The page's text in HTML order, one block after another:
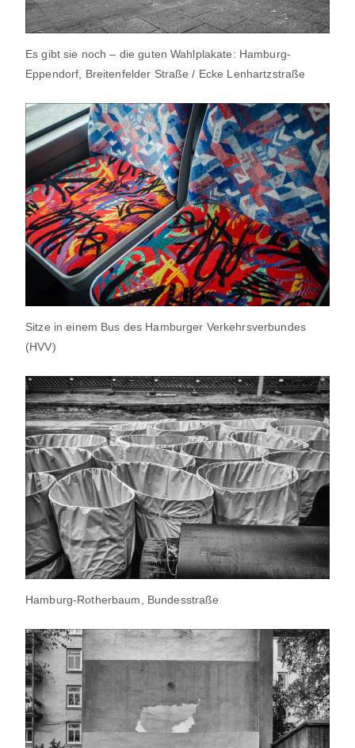
Es gibt sie noch – die guten Wahlplakate: Hamburg-
Eppendorf, Breitenfelder Straße / Ecke Lenhartzstraße
Sitze in einem Bus des Hamburger Verkehrsverbundes
(HVV)
Hamburg-Rotherbaum, Bundesstraße